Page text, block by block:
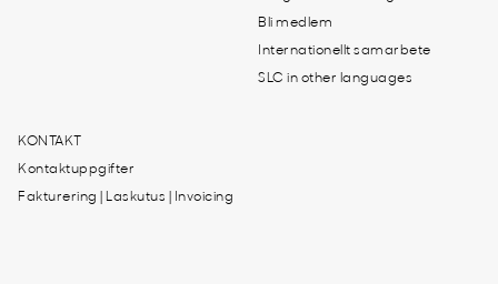
Bli medlem
Internationellt samarbete
SLC in other languages
KONTAKT
Kontaktuppgifter
Fakturering | Laskutus | Invoicing